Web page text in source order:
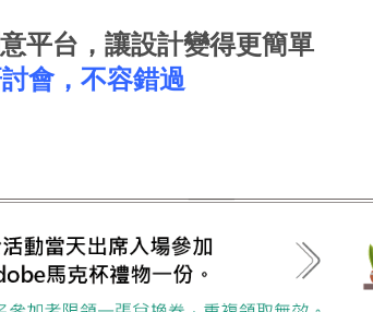
平台，讓設計變得更簡單
會，不容錯過